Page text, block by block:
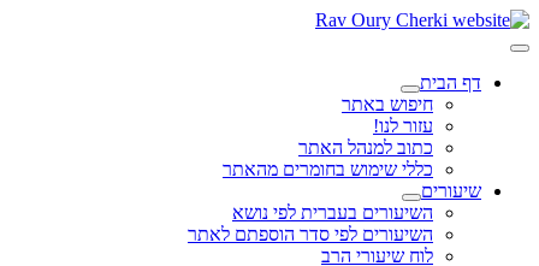
דף הבית
חיפוש באתר
עזור לנו!
כתוב למנהל האתר
כללי שימוש בחומרים מהאתר
שיעורים
השיעורים בעברית לפי נושא
השיעורים לפי סדר הוספתם לאתר
לוח שיעורי הרב